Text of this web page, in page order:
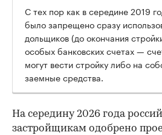
С тех пор как в середине 2019
было запрещено сразу
дольщиков (до окончания
особых банковских счетах —
могут вести стройку либо на
заемные средства.
На середину 2026 года
застройщикам одобрено